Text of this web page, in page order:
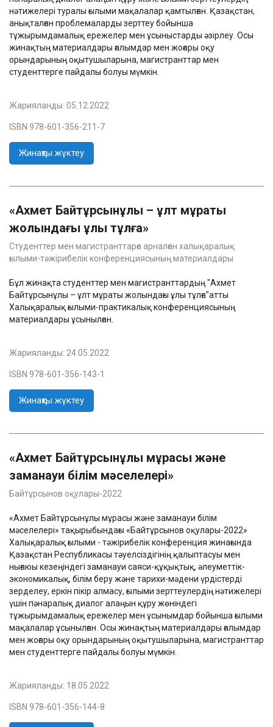
нәтижелері туралы ғылыми мақалалар қамтылған. Қазақстан,
анықталған проблемаларды зерттеу бойынша
тұжырымдамалық ережелер мен ұсыныстарды әзірлеу. Осы
жинақтың материалдары ғалымдар мен жоғары оқу
орындарының оқытушыларына, магистранттар мен
студенттерге пайдалы болуы мүмкін.
Жарияланды: 05.12.2022
ISBN 978-601-356-211-7
Жинақты жүктеу
«Ахмет Байтұрсынұлы – ұлт мұраты
жолындағы ұлы тұлға»
Студенттер мен магистранттарға арналған халықаралық
ғылыми-тәжірибелік конференциясының материалдары
Бұл жинақта студенттер мен магистранттардың "Ахмет
Байтұрсынұлы – ұлт мұраты жолындағы ұлы тұлға"атты
Халықаралық ғылыми-практикалық конференциясының
материалдары ұсынылған.
Жарияланды: 24.05.2022
ISBN 978-601-356-143-1
Жинақты жүктеу
«Ахмет Байтұрсынұлы мұрасы және
заманауи білім мәселелері»
Байтұрсынов оқулары-2022
«Ахмет Байтұрсынұлы мұрасы және заманауи білім
мәселелері» тақырыбындағы «Байтұрсынов оқулары-2022»
Халықаралық ғылыми - тәжірибелік конференция жинағында
Қазақстан Республикасы тәуелсіздігінің қалыптасуы мен
нығаюы кезеңіндегі заманауи саяси-құқықтық, әлеуметтік-
экономикалық, білім беру және тарихи-мәдени үрдістерді
зерделеу, еркін пікір алмасу, ғылыми зерттеулердің нәтижелері
үшін пәнаралық диалог алаңын құру жөніндегі
тұжырымдамалық ережелер мен ұсынымдар бойынша ғылыми
мақалалар ұсынылған. Осы жинақтың материалдары ғалымдар
мен жоғары оқу орындарының оқытушыларына, магистранттар
мен студенттерге пайдалы болуы мүмкін.
Жарияланды: 18.05.2022
ISBN 978-601-356-144-8